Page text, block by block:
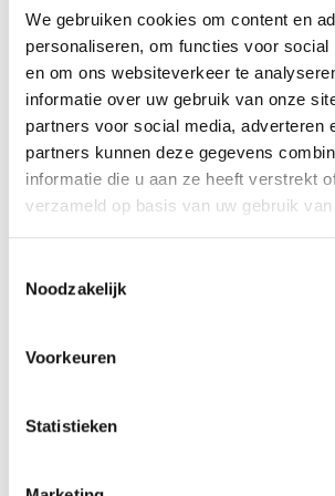
We gebruiken cookies om content en
personaliseren, om functies voor social
en om ons websiteverkeer te
informatie over uw gebruik van onze
partners voor social media, adverteren
partners kunnen deze gegevens
informatie die u aan ze heeft verstrekt
verzameld op basis van uw gebruik
Noodzakelijk
Voorkeuren
Statistieken
Andere events
8
AUG.
Matinee-concert in
📍Ouddorp🕐 11:00
11
Magic Summer show met
📍Ouddorp
12
Kinderdagen bij RTM-
Ouddorp